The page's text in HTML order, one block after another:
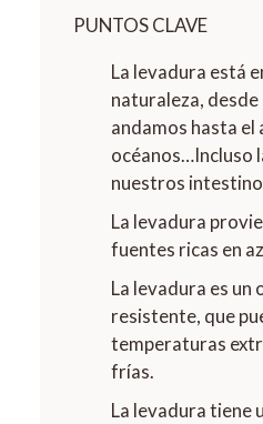
PUNTOS CLAVE
La levadura está
naturaleza, desde
andamos hasta el
océanos…Incluso
nuestros
La levadura
fuentes ricas en
La levadura es un
resistente, que
temperaturas
frías.
La levadura tiene